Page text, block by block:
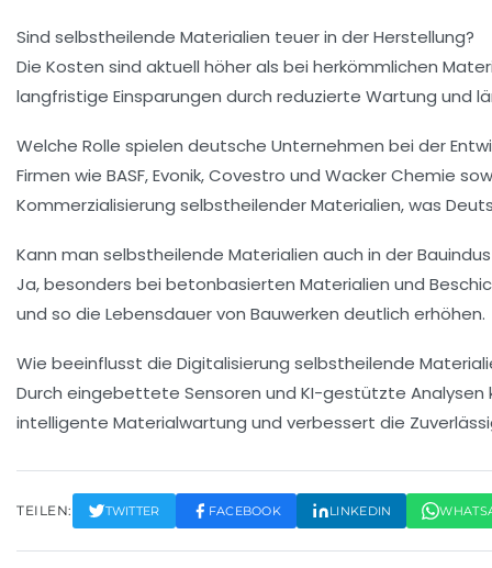
Sind selbstheilende Materialien teuer in der Herstellung?
Die Kosten sind aktuell höher als bei herkömmlichen
langfristige Einsparungen durch reduzierte Wartung und
Welche Rolle spielen deutsche Unternehmen bei der
Firmen wie BASF, Evonik, Covestro und Wacker Chemie
Kommerzialisierung selbstheilender Materialien, was
Kann man selbstheilende Materialien auch in der
Ja, besonders bei betonbasierten Materialien und
und so die Lebensdauer von Bauwerken deutlich erhöhen.
Wie beeinflusst die Digitalisierung selbstheilende
Durch eingebettete Sensoren und KI-gestützte
intelligente Materialwartung und verbessert die
TEILEN: TWITTER FACEBOOK LINKEDIN